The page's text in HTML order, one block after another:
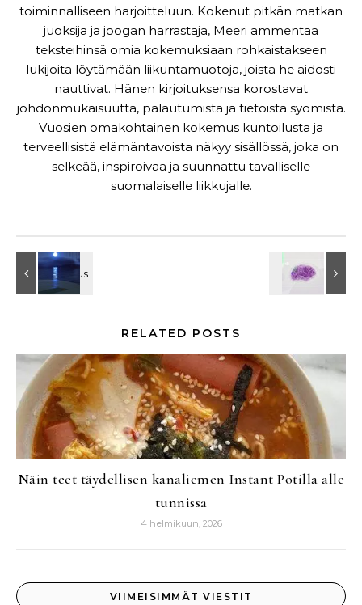
toiminnalliseen harjoitteluun. Kokenut pitkän matkan
juoksija ja joogan harrastaja, Meeri ammentaa
teksteihinsä omia kokemuksiaan rohkaistakseen
lukijoita löytämään liikuntamuotoja, joista he aidosti
nauttivat. Hänen kirjoituksensa korostavat
johdonmukaisuutta, palautumista ja tietoista syömistä.
Vuosien omakohtainen kokemus kuntoilusta ja
terveellisistä elämäntavoista näkyy sisällössä, joka on
selkeää, inspiroivaa ja suunnattu tavalliselle
suomalaiselle liikkujalle.
RELATED POSTS
Näin teet täydellisen kanaliemen Instant Potilla alle
tunnissa
4 helmikuun, 2026
VIIMEISIMMÄT VIESTIT